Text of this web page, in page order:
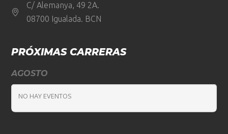
C/ Alemanya, 49 2A.
08700 Igualada. BCN
PRÓXIMAS CARRERAS
AGOSTO
NO HAY EVENTOS